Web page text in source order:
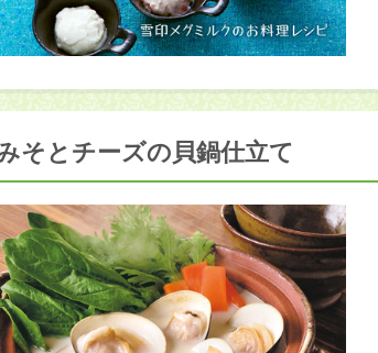
そとチーズの貝鍋仕立て